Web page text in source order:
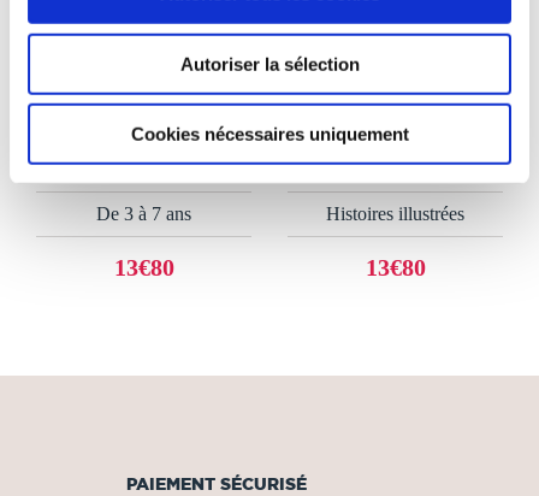
Autoriser la sélection
Cookies nécessaires uniquement
(0 avis)
Maud Feral-Chauveau
De 3 à 7 ans
13€80
Maud Feral-Chauveau
AGATHE ET LA
GRENOUILLE
Histoires illustrées
13€80
PAIEMENT SÉCURISÉ